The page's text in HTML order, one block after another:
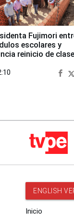
Fujimori
escolares y
reinicio de
ENGLISH
Inicio